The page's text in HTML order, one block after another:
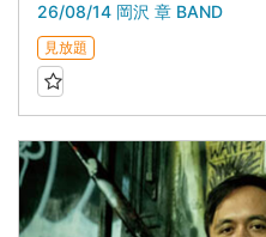
26/08/14 岡沢 章 BAND
見放題